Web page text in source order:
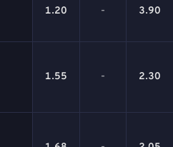
1.20 - 3.90
1.55 - 2.30